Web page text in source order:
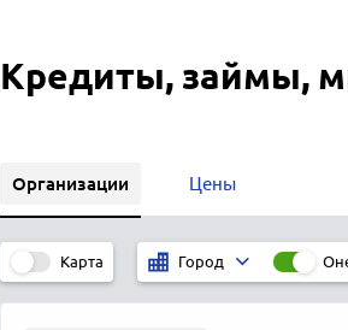
Кредиты, займы,
Организации Цены
Карта Город